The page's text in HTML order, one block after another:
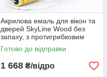
Акрилова емаль для вікон та
дверей SkyLine Wood без
запаху, з протигрибковим
ефектом, біла, 5 л
Готово до відправки
1 668 ₴/відро